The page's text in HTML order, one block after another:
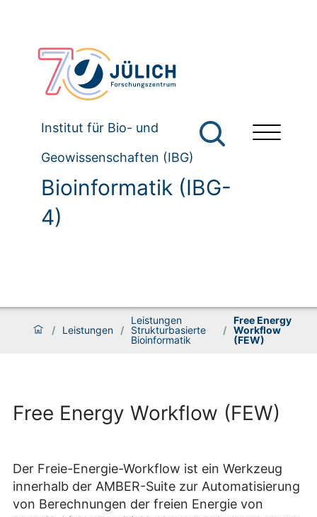
Institut für Bio- und
Geowissenschaften (IBG)
Bioinformatik (IBG-
4)
/ Leistungen /
Leistungen
Strukturbasierte
Bioinformatik
/
Free Energy
Workflow
(FEW)
Free Energy Workflow (FEW)
Der Freie-Energie-Workflow ist ein Werkzeug
innerhalb der AMBER-Suite zur Automatisierung
von Berechnungen der freien Energie von